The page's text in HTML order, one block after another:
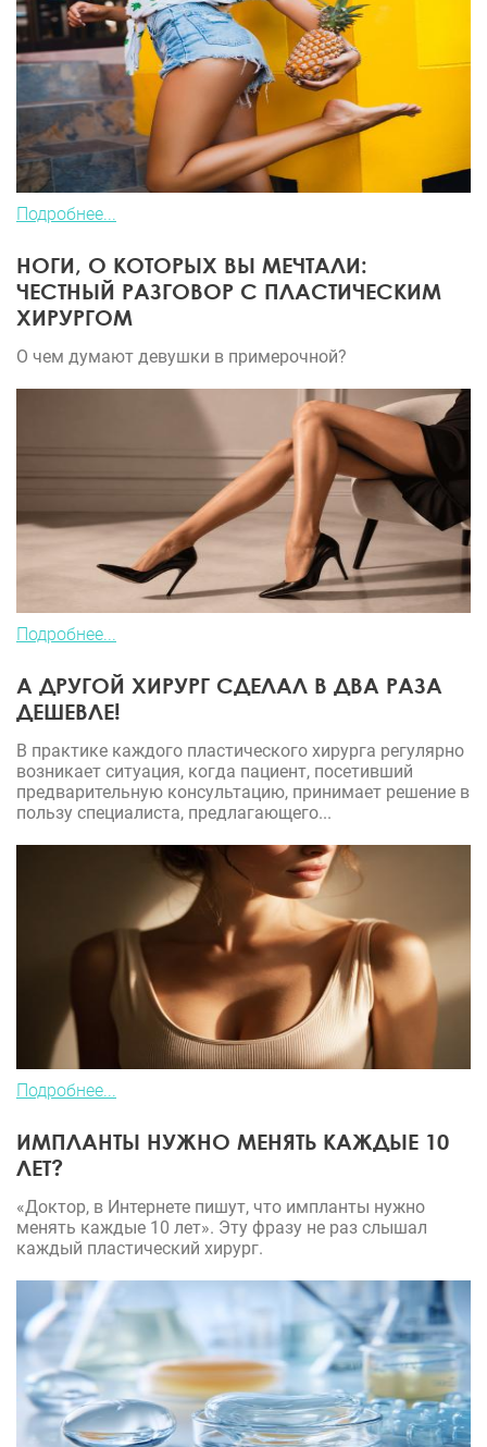
Подробнее...
НОГИ, О КОТОРЫХ ВЫ МЕЧТАЛИ:
ЧЕСТНЫЙ РАЗГОВОР С ПЛАСТИЧЕСКИМ
ХИРУРГОМ
О чем думают девушки в примерочной?
Подробнее...
А ДРУГОЙ ХИРУРГ СДЕЛАЛ В ДВА РАЗА
ДЕШЕВЛЕ!
В практике каждого пластического хирурга регулярно
возникает ситуация, когда пациент, посетивший
предварительную консультацию, принимает решение в
пользу специалиста, предлагающего...
Подробнее...
ИМПЛАНТЫ НУЖНО МЕНЯТЬ КАЖДЫЕ 10
ЛЕТ?
«Доктор, в Интернете пишут, что импланты нужно
менять каждые 10 лет». Эту фразу не раз слышал
каждый пластический хирург.